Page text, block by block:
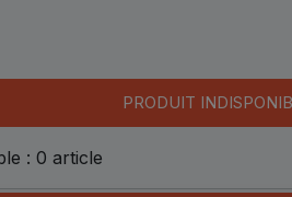
PRODUIT
: 0 article